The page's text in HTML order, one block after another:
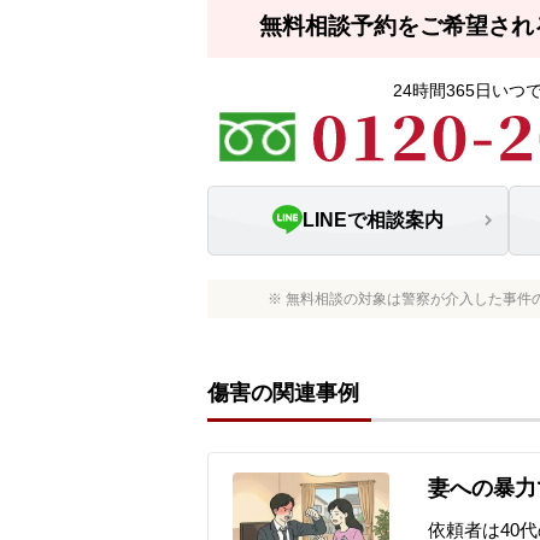
無料相談予約をご希望さ
24時間365日いつ
LINEで相談案内
※ 無料相談の対象は警察が介入した事件
傷害の関連事例
妻への暴
依頼者は40